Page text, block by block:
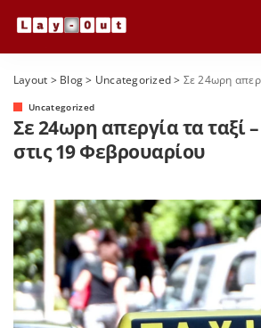
Layout > Blog> Uncategorized> Σε 24ωρη απεργία τα
Uncategorized
Σε 24ωρη απεργία τα ταξί
στις 19 Φεβρουαρίου